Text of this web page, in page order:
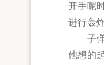
开手呢
进行轰
子弹
他想的